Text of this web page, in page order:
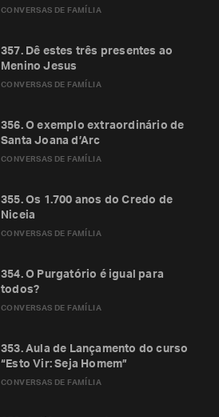
CONVERSAS DE FAMÍLIA
CONVERSAS DE FAMÍLIA
357. Dê estes três presentes ao
Menino Jesus
CONVERSAS DE FAMÍLIA
356. O exemplo extraordinário de
Santa Joana d’Arc
CONVERSAS DE FAMÍLIA
355. Os 1.700 anos do Credo de
Niceia
CONVERSAS DE FAMÍLIA
354. O Purgatório é igual para
todos?
CONVERSAS DE FAMÍLIA
353. Aula de Lançamento do curso
“Esto Vir: Seja Homem”